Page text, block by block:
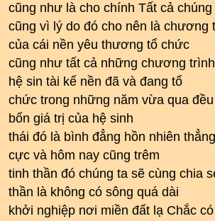
cũng như là cho chính Tất cả chúng
cũng vì lý do đó cho nên là chương
của cái nền yêu thương tổ chức
cũng như tất cả những chương
hệ sin tài kế nền đã và đang tổ
chức trong những năm vừa qua
bốn giá trị của hệ sinh
thái đó là bình đẳng hồn nhiên
cực và hôm nay cũng trêm
tinh thần đó chúng ta sẽ cùng chia
thần là không có sông quá dài
khởi nghiệp nơi miền đất lạ Chắc